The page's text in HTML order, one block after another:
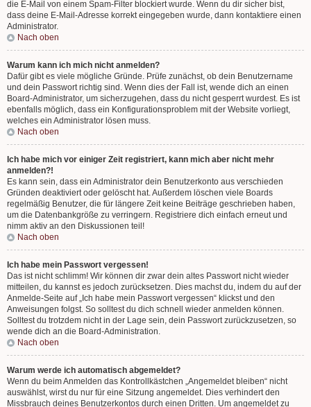
die E-Mail von einem Spam-Filter blockiert wurde. Wenn du dir sicher bist,
dass deine E-Mail-Adresse korrekt eingegeben wurde, dann kontaktiere einen
Administrator.
Nach oben
Warum kann ich mich nicht anmelden?
Dafür gibt es viele mögliche Gründe. Prüfe zunächst, ob dein Benutzername
und dein Passwort richtig sind. Wenn dies der Fall ist, wende dich an einen
Board-Administrator, um sicherzugehen, dass du nicht gesperrt wurdest. Es ist
ebenfalls möglich, dass ein Konfigurationsproblem mit der Website vorliegt,
welches ein Administrator lösen muss.
Nach oben
Ich habe mich vor einiger Zeit registriert, kann mich aber nicht mehr
anmelden?!
Es kann sein, dass ein Administrator dein Benutzerkonto aus verschieden
Gründen deaktiviert oder gelöscht hat. Außerdem löschen viele Boards
regelmäßig Benutzer, die für längere Zeit keine Beiträge geschrieben haben,
um die Datenbankgröße zu verringern. Registriere dich einfach erneut und
nimm aktiv an den Diskussionen teil!
Nach oben
Ich habe mein Passwort vergessen!
Das ist nicht schlimm! Wir können dir zwar dein altes Passwort nicht wieder
mitteilen, du kannst es jedoch zurücksetzen. Dies machst du, indem du auf der
Anmelde-Seite auf „Ich habe mein Passwort vergessen“ klickst und den
Anweisungen folgst. So solltest du dich schnell wieder anmelden können.
Solltest du trotzdem nicht in der Lage sein, dein Passwort zurückzusetzen, so
wende dich an die Board-Administration.
Nach oben
Warum werde ich automatisch abgemeldet?
Wenn du beim Anmelden das Kontrollkästchen „Angemeldet bleiben“ nicht
auswählst, wirst du nur für eine Sitzung angemeldet. Dies verhindert den
Missbrauch deines Benutzerkontos durch einen Dritten. Um angemeldet zu